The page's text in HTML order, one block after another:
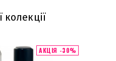
колекції
АКЦІЯ -30%